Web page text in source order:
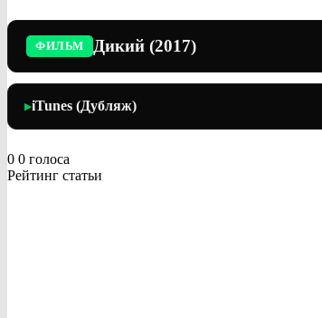
ФИЛЬМ Дикий (2017)
▶iTunes (Дубляж)
0 0 голоса
Рейтинг статьи